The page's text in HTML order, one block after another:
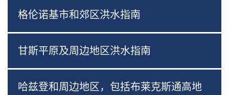
格伦诺基市和郊区洪水指南
甘斯平原及周边地区洪水指南
哈兹登和周边地区，包括布莱克斯通高地